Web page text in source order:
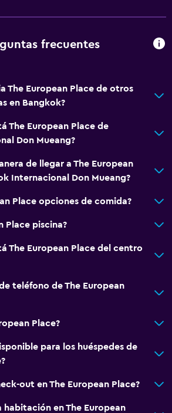
tintorería
exterior
comunes
frecuentes
The European Place de otros
en Bangkok?
The European Place de
Don Mueang?
de llegar a The European
Internacional Don Mueang?
Place opciones de comida?
Place piscina?
The European Place del centro
teléfono de The European
Place?
para los huéspedes de
out en The European Place?
habitación en The European